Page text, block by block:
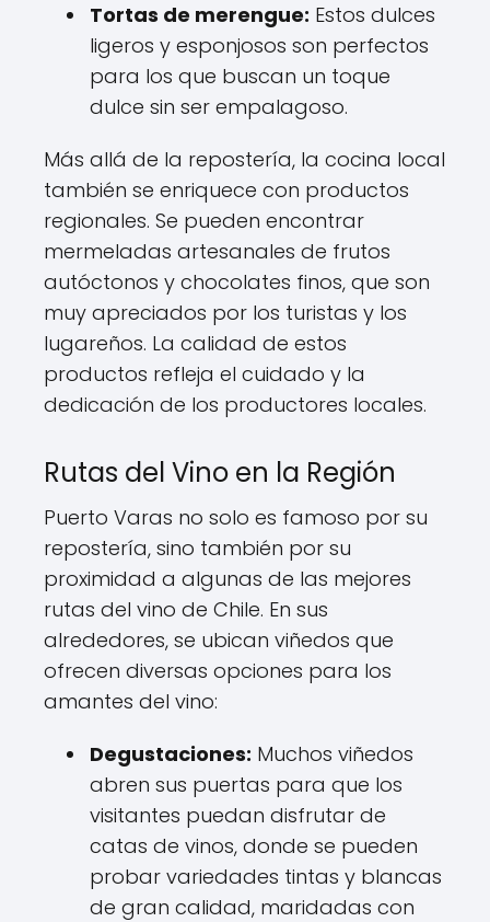
Tortas de merengue: Estos dulces
ligeros y esponjosos son perfectos
para los que buscan un toque
dulce sin ser empalagoso.
Más allá de la repostería, la cocina local
también se enriquece con productos
regionales. Se pueden encontrar
mermeladas artesanales de frutos
autóctonos y chocolates finos, que son
muy apreciados por los turistas y los
lugareños. La calidad de estos
productos refleja el cuidado y la
dedicación de los productores locales.
Rutas del Vino en la Región
Puerto Varas no solo es famoso por su
repostería, sino también por su
proximidad a algunas de las mejores
rutas del vino de Chile. En sus
alrededores, se ubican viñedos que
ofrecen diversas opciones para los
amantes del vino:
Degustaciones: Muchos viñedos
abren sus puertas para que los
visitantes puedan disfrutar de
catas de vinos, donde se pueden
probar variedades tintas y blancas
de gran calidad, maridadas con